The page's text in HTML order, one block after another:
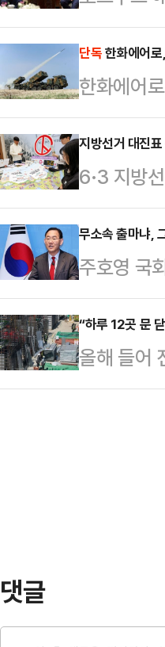
하고 있다.
쟁 물자 보
명해졌다.
처는 관련
이끌 해법
말부터 지
면서…
단독한화에어
한화에어
현지 실무
생산 및
것이다.14
페이스는
사들과 ‘
다.이번
지방선거 대진
6·3 지방
드러내고
는 가운데,
모습이다.
고 있다.
석권했던
기된다.민
이들 지역
무소속 출마냐,
주호영 국
바뀔 게임
소속 출마
에선 경선
대책을 동
“하루 12곳 문
올해 들어
중심으로
댓글